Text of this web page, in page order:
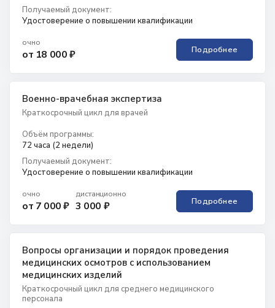
Получаемый документ:
Удостоверение о повышении квалификации
очно
от 18 000 ₽ Подробнее
Военно-врачебная экспертиза
Краткосрочный цикл для врачей
Объём программы:
72 часа (2 недели)
Получаемый документ:
Удостоверение о повышении квалификации
очно
от 7 000 ₽
дистанционно
3 000 ₽ Подробнее
Вопросы организации и порядок проведения
медицинских осмотров с использованием
медицинских изделий
Краткосрочный цикл для среднего медицинского
персонала